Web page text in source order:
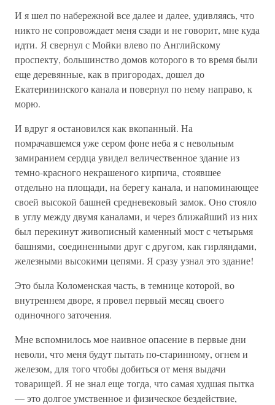
И я шел по набережной все далее и далее, удивляясь, что
никто не сопровождает меня сзади и не говорит, мне куда
идти. Я свернул с Мойки влево по Английскому
проспекту, большинство домов которого в то время были
еще деревянные, как в пригородах, дошел до
Екатерининского канала и повернул по нему направо, к
морю.
И вдруг я остановился как вкопанный. На
помрачавшемся уже сером фоне неба я с невольным
замиранием сердца увидел величественное здание из
темно-красного некрашеного кирпича, стоявшее
отдельно на площади, на берегу канала, и напоминающее
своей высокой башней средневековый замок. Оно стояло
в углу между двумя каналами, и через ближайший из них
был перекинут живописный каменный мост с четырьмя
башнями, соединенными друг с другом, как гирляндами,
железными высокими цепями. Я сразу узнал это здание!
Это была Коломенская часть, в темнице которой, во
внутреннем дворе, я провел первый месяц своего
одиночного заточения.
Мне вспомнилось мое наивное опасение в первые дни
неволи, что меня будут пытать по-старинному, огнем и
железом, для того чтобы добиться от меня выдачи
товарищей. Я не знал еще тогда, что самая худшая пытка
— это долгое умственное и физическое бездействие,